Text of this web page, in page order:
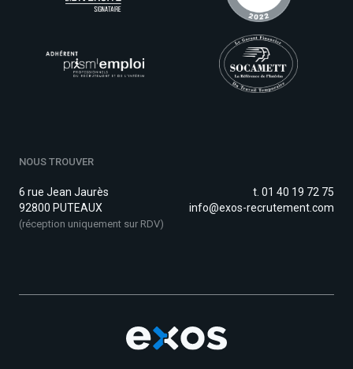
NOUS TROUVER
6 rue Jean Jaurès
92800 PUTEAUX
(réception uniquement sur RDV)
t. 01 40 19 72 75
info@exos-recrutement.com